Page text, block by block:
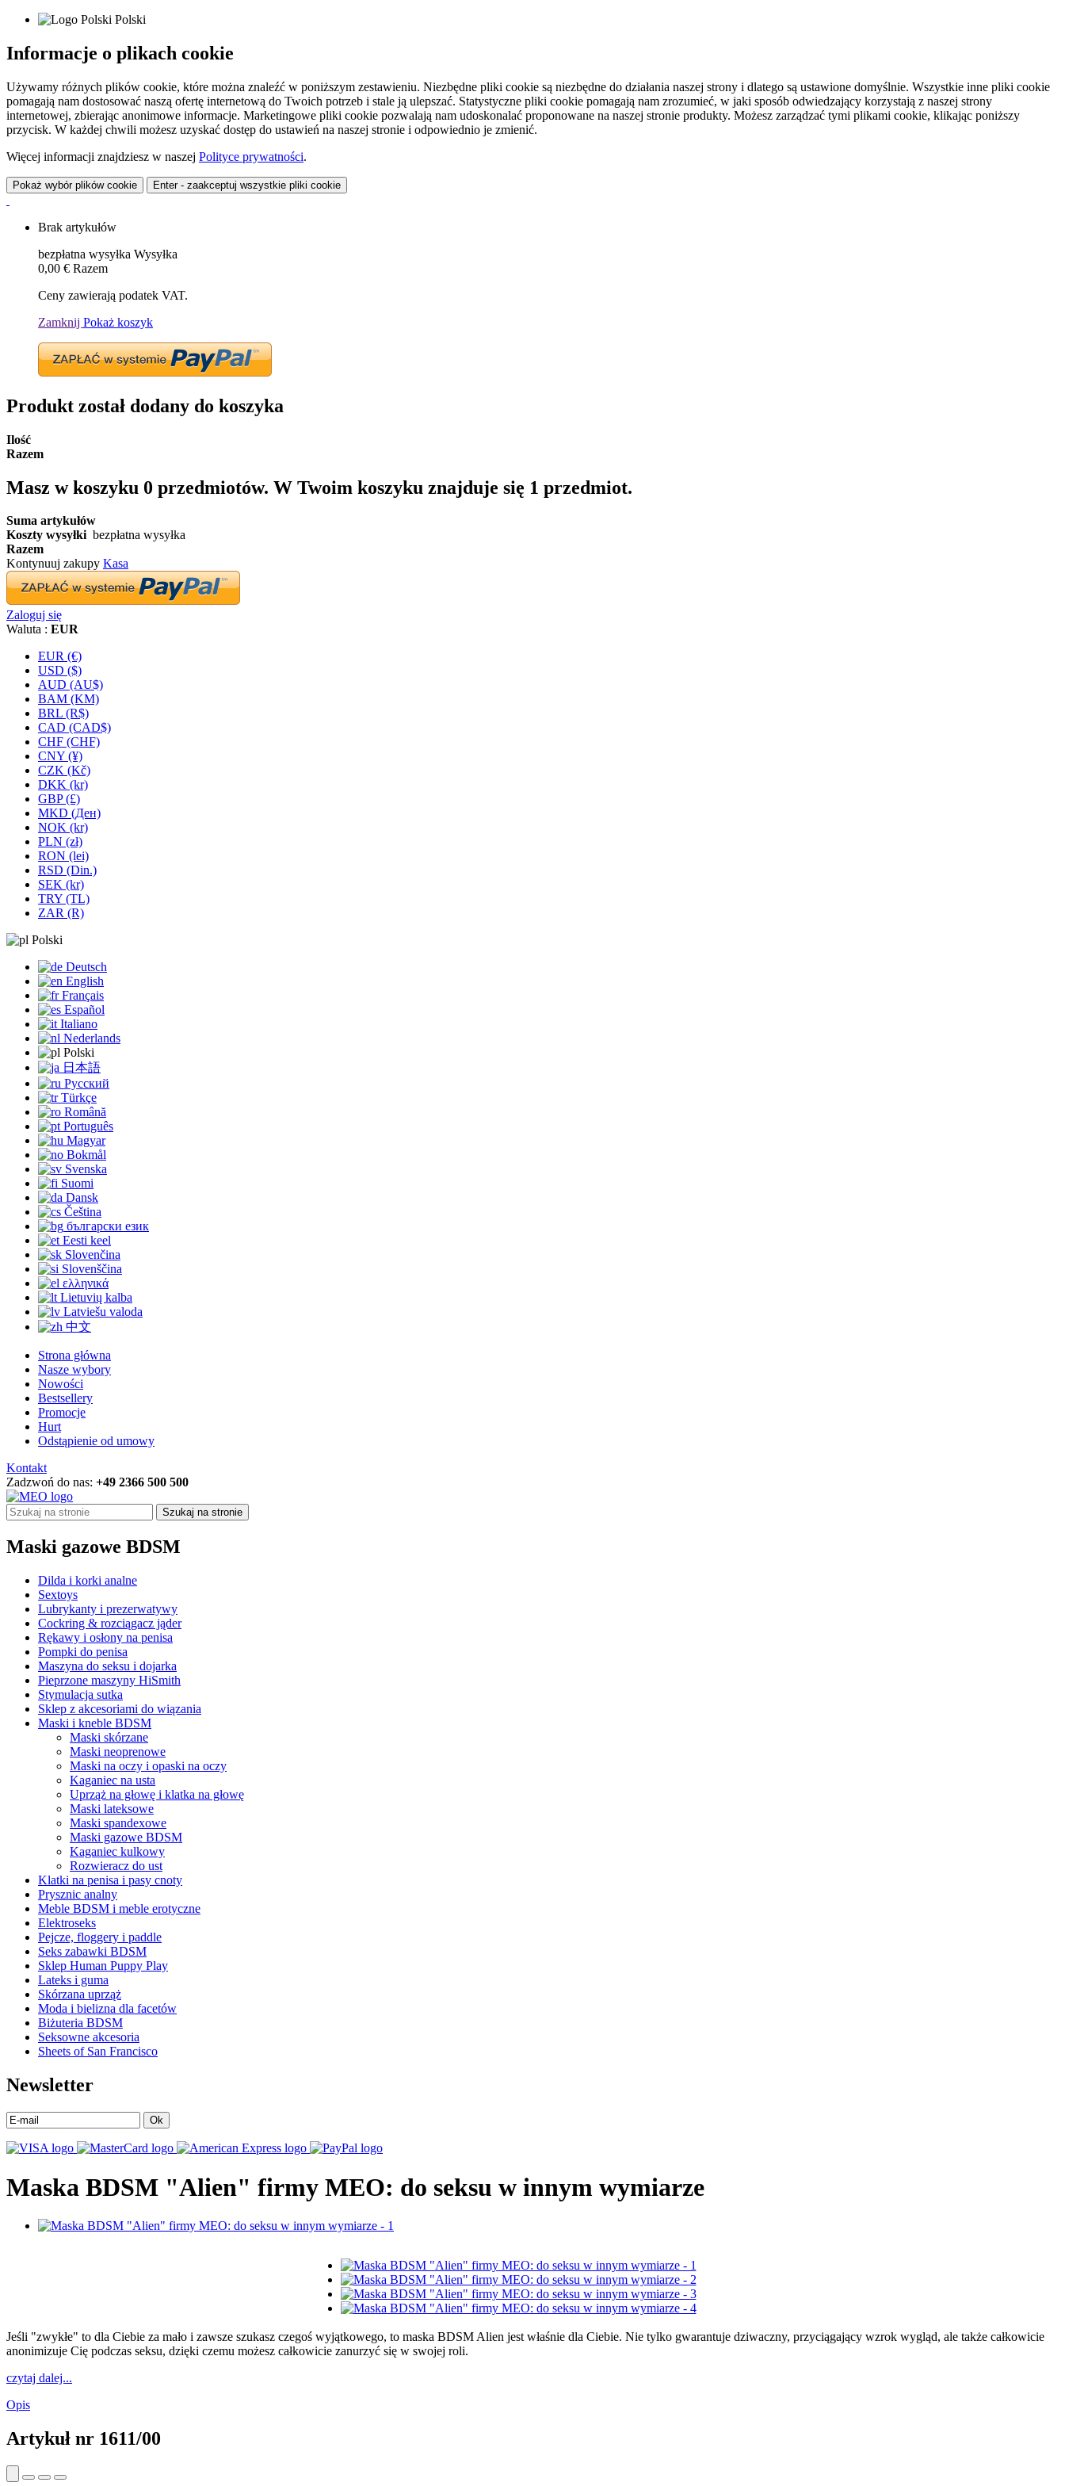
Polski
Informacje o plikach cookie
Używamy różnych plików cookie, które można znaleźć w poniższym zestawieniu. Niezbędne pliki cookie są niezbędne do działania naszej strony i dlatego są ustawione domyślnie. Wszystkie inne pliki cookie
pomagają nam dostosować naszą ofertę internetową do Twoich potrzeb i stale ją ulepszać. Statystyczne pliki cookie pomagają nam zrozumieć, w jaki sposób odwiedzający korzystają z naszej strony
internetowej, zbierając anonimowe informacje. Marketingowe pliki cookie pozwalają nam udoskonalać proponowane na naszej stronie produkty. Możesz zarządzać tymi plikami cookie, klikając poniższy
przycisk. W każdej chwili możesz uzyskać dostęp do ustawień na naszej stronie i odpowiednio je zmienić.
Więcej informacji znajdziesz w naszej Polityce prywatności.
Pokaż wybór plików cookie Enter - zaakceptuj wszystkie pliki cookie
Brak artykułów
bezpłatna wysyłka Wysyłka
0,00 € Razem
Ceny zawierają podatek VAT.
Zamknij Pokaż koszyk
Produkt został dodany do koszyka
Ilość
Razem
Masz w koszyku 0 przedmiotów. W Twoim koszyku znajduje się 1 przedmiot.
Suma artykułów
Koszty wysyłki bezpłatna wysyłka
Razem
Kontynuuj zakupy Kasa
Zaloguj się
Waluta : EUR
EUR (€)
USD ($)
AUD (AU$)
BAM (KM)
BRL (R$)
CAD (CAD$)
CHF (CHF)
CNY (¥)
CZK (Kč)
DKK (kr)
GBP (£)
MKD (Ден)
NOK (kr)
PLN (zł)
RON (lei)
RSD (Din.)
SEK (kr)
TRY (TL)
ZAR (R)
Polski
Deutsch
English
Français
Español
Italiano
Nederlands
Polski
日本語
Русский
Türkçe
Română
Português
Magyar
Bokmål
Svenska
Suomi
Dansk
Čeština
български език
Eesti keel
Slovenčina
Slovenščina
ελληνικά
Lietuvių kalba
Latviešu valoda
中文
Strona główna
Nasze wybory
Nowości
Bestsellery
Promocje
Hurt
Odstąpienie od umowy
Kontakt
Zadzwoń do nas: +49 2366 500 500
Szukaj na stronie
Maski gazowe BDSM
Dilda i korki analne
Sextoys
Lubrykanty i prezerwatywy
Cockring & rozciągacz jąder
Rękawy i osłony na penisa
Pompki do penisa
Maszyna do seksu i dojarka
Pieprzone maszyny HiSmith
Stymulacja sutka
Sklep z akcesoriami do wiązania
Maski i kneble BDSM
Maski skórzane
Maski neoprenowe
Maski na oczy i opaski na oczy
Kaganiec na usta
Uprząż na głowę i klatka na głowę
Maski lateksowe
Maski spandexowe
Maski gazowe BDSM
Kaganiec kulkowy
Rozwieracz do ust
Klatki na penisa i pasy cnoty
Prysznic analny
Meble BDSM i meble erotyczne
Elektroseks
Pejcze, floggery i paddle
Seks zabawki BDSM
Sklep Human Puppy Play
Lateks i guma
Skórzana uprząż
Moda i bielizna dla facetów
Biżuteria BDSM
Seksowne akcesoria
Sheets of San Francisco
Newsletter
Ok
Maska BDSM "Alien" firmy MEO: do seksu w innym wymiarze
Jeśli "zwykłe" to dla Ciebie za mało i zawsze szukasz czegoś wyjątkowego, to maska BDSM Alien jest właśnie dla Ciebie. Nie tylko gwarantuje dziwaczny, przyciągający wzrok wygląd, ale także całkowicie
anonimizuje Cię podczas seksu, dzięki czemu możesz całkowicie zanurzyć się w swojej roli.
czytaj dalej...
Opis
Artykuł nr 1611/00